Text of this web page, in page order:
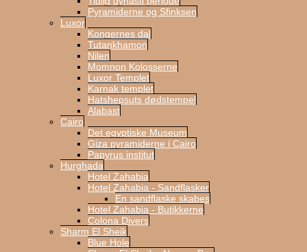
Pyramiderne og Sfinksen
Luxor
Kongernes dal
Tutankhamon
Nilen
Momnon Kolosserne
Luxor Templet
Karnak templet
Hatshepsuts dødstempel
Alabast
Cairo
Det egyptiske Museum
Giza pyramiderne i Cairo
Papyrus institut
Hurghada
Hotel Zahabia
Hotel Zahabia - Sandflasker
En sandflaske skabes
Hotel Zahabia - Butikkerne
Colona Divers
Sharm El Sheik
Blue Hole